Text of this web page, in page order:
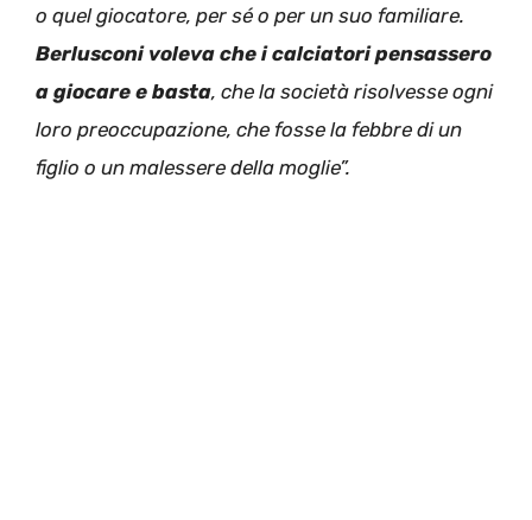
o quel giocatore, per sé o per un suo familiare.
Berlusconi voleva che i calciatori pensassero
a giocare e basta, che la società risolvesse ogni
loro preoccupazione, che fosse la febbre di un
figlio o un malessere della moglie”.